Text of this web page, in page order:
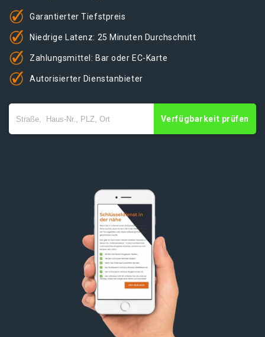
Garantierter Tiefstpreis
Niedrige Latenz: 25 Minuten Durchschnitt
Zahlungsmittel: Bar oder EC-Karte
Autorisierter Dienstanbieter
Verfügbarkeit prüfen